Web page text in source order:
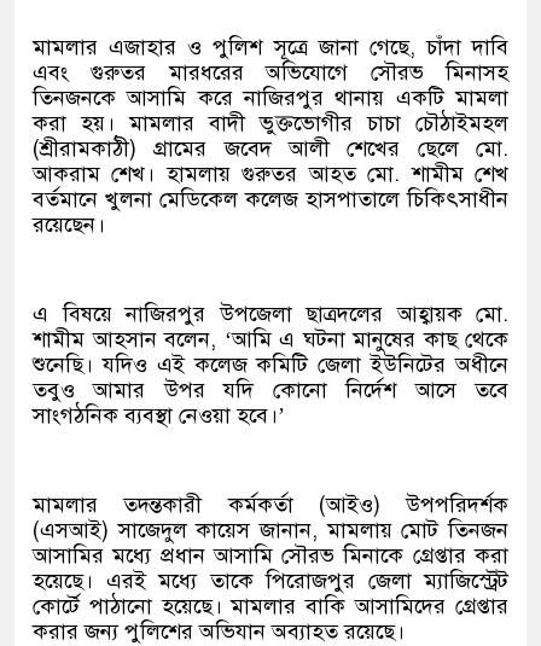
মামলার এজাহার ও পুলিশ সূত্রে জানা গেছে, চাঁদা দাবি
এবং গুরুতর মারধরের অভিযোগে সৌরভ মিনাসহ
তিনজনকে আসামি করে নাজিরপুর থানায় একটি মামলা
করা হয়। মামলার বাদী ভুক্তভোগীর চাচা চৌঠাইমহল
(শ্রীরামকাঠী) গ্রামের জবেদ আলী শেখের ছেলে মো.
আকরাম শেখ। হামলায় গুরুতর আহত মো. শামীম শেখ
বর্তমানে খুলনা মেডিকেল কলেজ হাসপাতালে চিকিৎসাধীন
রয়েছেন।
এ বিষয়ে নাজিরপুর উপজেলা ছাত্রদলের আহ্বায়ক মো.
শামীম আহসান বলেন, ‘আমি এ ঘটনা মানুষের কাছ থেকে
শুনেছি। যদিও এই কলেজ কমিটি জেলা ইউনিটের অধীনে
তবুও আমার উপর যদি কোনো নির্দেশ আসে তবে
সাংগঠনিক ব্যবস্থা নেওয়া হবে।’
মামলার তদন্তকারী কর্মকর্তা (আইও) উপপরিদর্শক
(এসআই) সাজেদুল কায়েস জানান, মামলায় মোট তিনজন
আসামির মধ্যে প্রধান আসামি সৌরভ মিনাকে গ্রেপ্তার করা
হয়েছে। এরই মধ্যে তাকে পিরোজপুর জেলা ম্যাজিস্ট্রেট
কোর্টে পাঠানো হয়েছে। মামলার বাকি আসামিদের গ্রেপ্তার
করার জন্য পুলিশের অভিযান অব্যাহত রয়েছে।